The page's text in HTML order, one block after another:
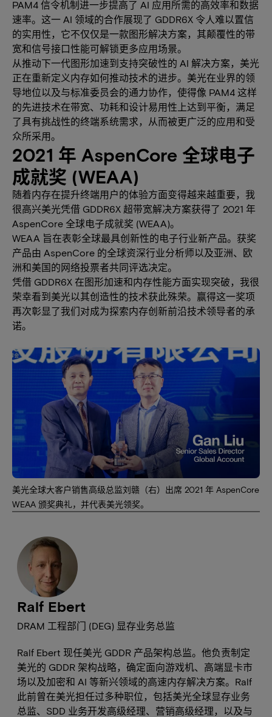
PAM4 信令机制进一步提高了 AI 应用所需的高效率和数据
速率。这一 AI 领域的合作展现了 GDDR6X 令人难以置信
的实用性，它不仅仅是一款图形解决方案，其颠覆性的带
宽和信号接口性能可解锁更多应用场景。
从推动下一代图形加速到支持突破性的 AI 解决方案，美光
正在重新定义内存如何推动技术的进步。美光在业界的领
导地位以及与标准委员会的通力协作，使得像 PAM4 这样
的先进技术在带宽、功耗和设计易用性上达到平衡，满足
了具有挑战性的终端系统需求，从而被更广泛的应用和受
众所采用。
2021 年 AspenCore 全球电子
成就奖 (WEAA)
随着内存在提升终端用户的体验方面变得越来越重要，我
很高兴美光凭借 GDDR6X 超带宽解决方案获得了 2021 年
AspenCore 全球电子成就奖 (WEAA)。
WEAA 旨在表彰全球最具创新性的电子行业新产品。获奖
产品由 AspenCore 的全球资深行业分析师以及亚洲、欧
洲和美国的网络投票者共同评选决定。
凭借 GDDR6X 在图形加速和内存性能方面实现突破，我很
荣幸看到美光以其创造性的技术获此殊荣。赢得这一奖项
再次彰显了我们对成为探索内存创新前沿技术领导者的承
诺。
美光全球大客户销售高级总监刘赣（右）出席 2021 年 AspenCore
WEAA 颁奖典礼，并代表美光领奖。
DRAM 工程部门 (DEG) 显存业务总监
Ralf Ebert
Ralf Ebert 现任美光 GDDR 产品架构总监。他负责制定
美光的 GDDR 架构战略，确定面向游戏机、高端显卡市
场以及加密和 AI 等新兴领域的高速内存解决方案。Ralf
此前曾在美光担任过多种职位，包括美光全球显存业务
总监、SDD 业务开发高级经理、营销高级经理，以及与